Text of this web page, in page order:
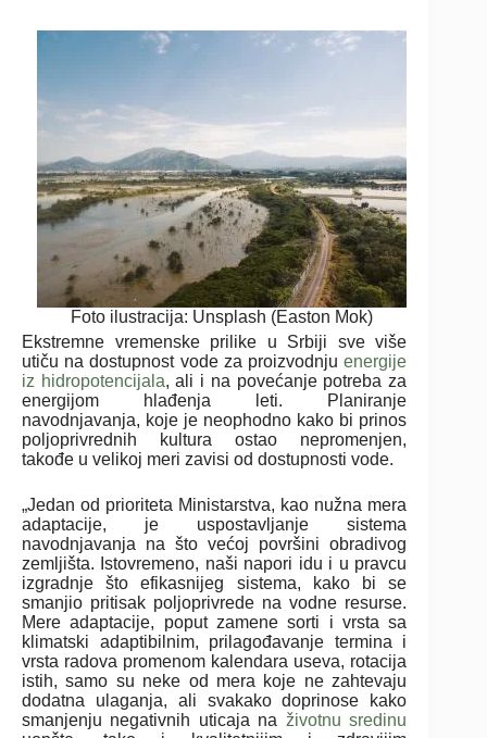
Foto ilustracija: Unsplash (Easton Mok)
Ekstremne vremenske prilike u Srbiji sve više
utiču na dostupnost vode za proizvodnjuenergije
iz hidropotencijala, ali i na povećanje potreba za
energijom hlađenja leti. Planiranje
navodnjavanja, koje je neophodno kako bi prinos
poljoprivrednih kultura ostao nepromenjen,
takođe u velikoj meri zavisi od dostupnosti vode.
„Jedan od prioriteta Ministarstva, kao nužna mera
adaptacije, je uspostavljanje sistema
navodnjavanja na što većoj površini obradivog
zemljišta. Istovremeno, naši napori idu i u pravcu
izgradnje što efikasnijeg sistema, kako bi se
smanjio pritisak poljoprivrede na vodne resurse.
Mere adaptacije, poput zamene sorti i vrsta sa
klimatski adaptibilnim, prilagođavanje termina i
vrsta radova promenom kalendara useva, rotacija
istih, samo su neke od mera koje ne zahtevaju
dodatna ulaganja, ali svakako doprinose kako
smanjenju negativnih uticaja na životnu sredinu